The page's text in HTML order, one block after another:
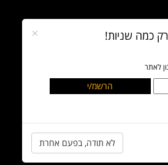
× כמה שניות!
לאתר
לא תודה, בפעם אחרת